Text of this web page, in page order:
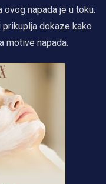
napada je u toku.
dokaze kako
motive napada.